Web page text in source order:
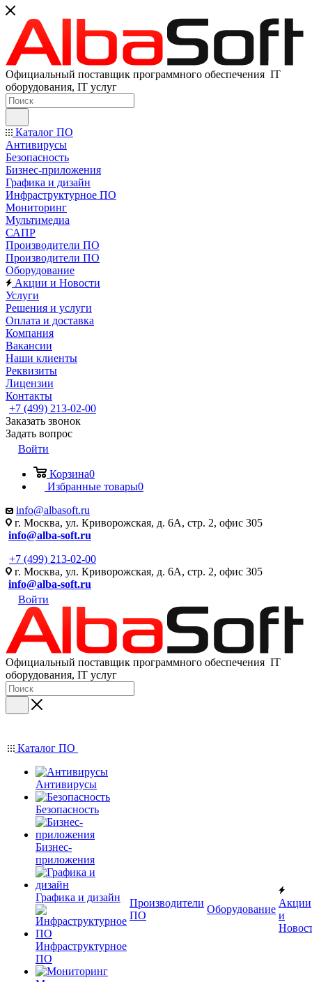
Официальный поставщик программного обеспечения IT
оборудования, IT услуг
Каталог ПО
Антивирусы
Безопасность
Бизнес-приложения
Графика и дизайн
Инфраструктурное ПО
Мониторинг
Мультимедиа
САПР
Производители ПО
Производители ПО
Оборудование
Акции и Новости
Услуги
Решения и услуги
Оплата и доставка
Компания
Вакансии
Наши клиенты
Реквизиты
Лицензии
Контакты
+7 (499) 213-02-00
Заказать звонок
Задать вопрос
Войти
Корзина0
Избранные товары0
info@albasoft.ru
г. Москва, ул. Криворожская, д. 6А, стр. 2, офис 305
info@alba-soft.ru
+7 (499) 213-02-00
г. Москва, ул. Криворожская, д. 6А, стр. 2, офис 305
info@alba-soft.ru
Войти
Официальный поставщик программного обеспечения IT
оборудования, IT услуг
Каталог ПО
Антивирусы
Безопасность
Бизнес-
приложения
Графика и дизайн
Инфраструктурное
ПО
Производители
ПО
Оборудование
Акции
и